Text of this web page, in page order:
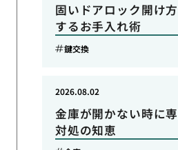
固いドアロック開け
するお手入れ術
鍵交換
金庫が開かない時に
対処の知恵
2026.08.02